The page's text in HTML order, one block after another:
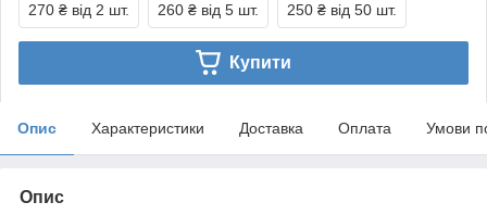
270 ₴ від 2 шт. 260 ₴ від 5 шт. 250 ₴ від 50 шт.
Купити
Опис Характеристики Доставка Оплата Умови
Опис